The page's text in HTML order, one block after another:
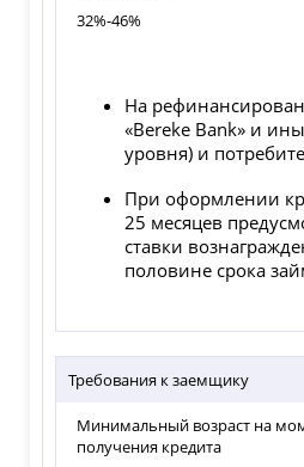
32%-46%
На
«Bereke Bank» и
уровня) и
При оформлении
25 месяцев
ставки
половине срока
Требования к заемщику
Минимальный возраст на
получения кредита